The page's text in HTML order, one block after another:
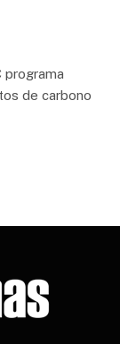
programa
de carbono